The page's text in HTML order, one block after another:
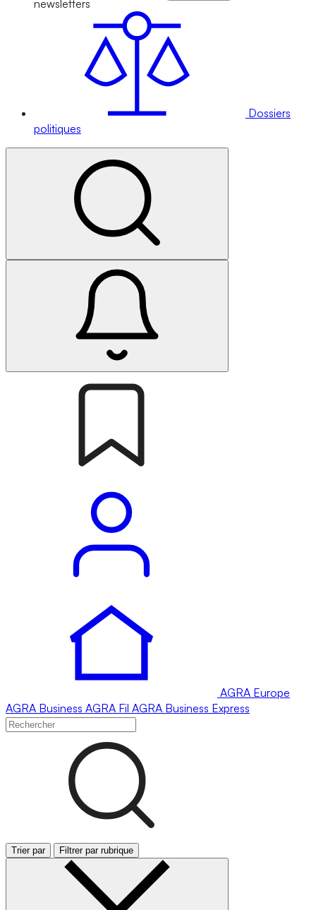
newsletters
Dossiers
politiques
AGRA Europe
AGRA Business AGRA Fil AGRA Business Express
Trier par Filtrer par rubrique